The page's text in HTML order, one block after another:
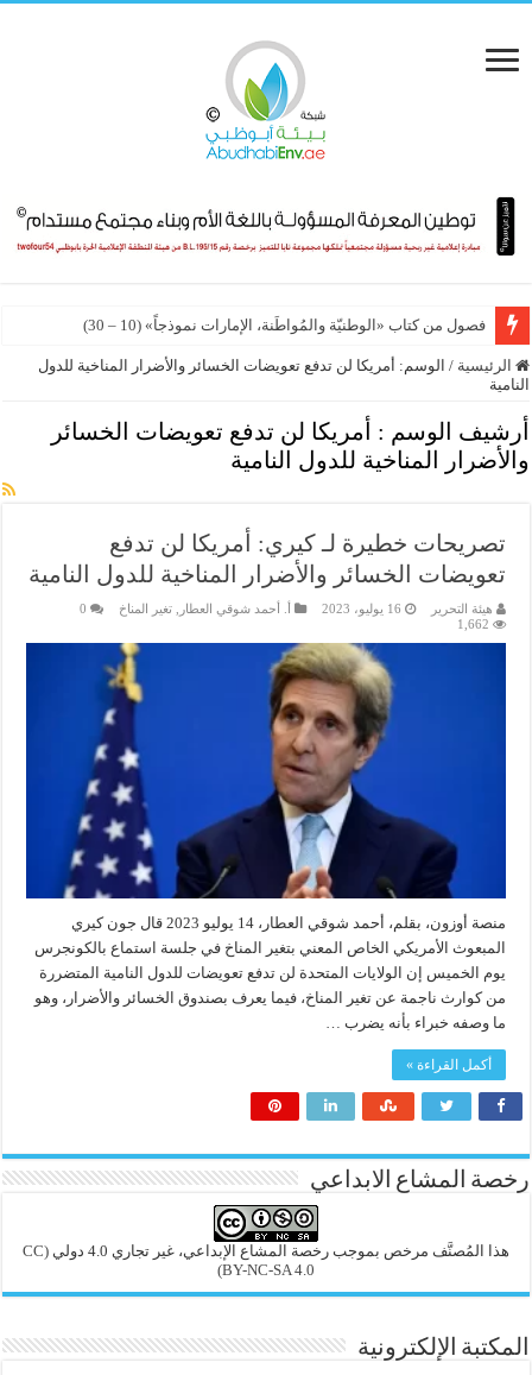
فصول من كتاب «الوطنيّة والمُواطَنة، الإمارات نموذجاً» (10 – 30)
الرئيسية / الوسم: أمريكا لن تدفع تعويضات الخسائر والأضرار المناخية للدول
النامية
أرشيف الوسم :
أمريكا لن تدفع تعويضات الخسائر
والأضرار المناخية للدول النامية
تصريحات خطيرة لـ كيري: أمريكا لن تدفع
تعويضات الخسائر والأضرار المناخية للدول النامية
هيئة التحرير 16 يوليو، 2023 أ. أحمد شوقي العطار تغير المناخ
0
1,662
منصة أوزون، بقلم، أحمد شوقي العطار، 14 يوليو 2023 قال جون كيري
المبعوث الأمريكي الخاص المعني بتغير المناخ في جلسة استماع بالكونجرس
يوم الخميس إن الولايات المتحدة لن تدفع تعويضات للدول النامية المتضررة
من كوارث ناجمة عن تغير المناخ، فيما يعرف بصندوق الخسائر والأضرار، وهو
ما وصفه خبراء بأنه يضرب …
أكمل القراءة »
رخصة المشاع الابداعي
هذا المُصنَّف مرخص بموجب رخصة المشاع الإبداعي، غير تجاري 4.0 دولي
(CC
BY-NC-SA 4.0)
المكتبة الإلكترونية